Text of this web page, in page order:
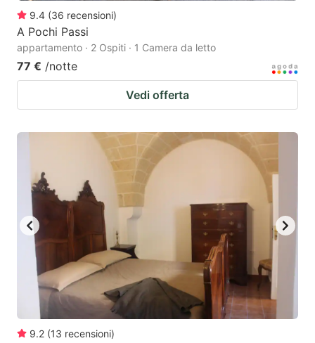
9.4 (36 recensioni)
A Pochi Passi
appartamento · 2 Ospiti · 1 Camera da letto
77 € /notte
Vedi offerta
9.2 (13 recensioni)